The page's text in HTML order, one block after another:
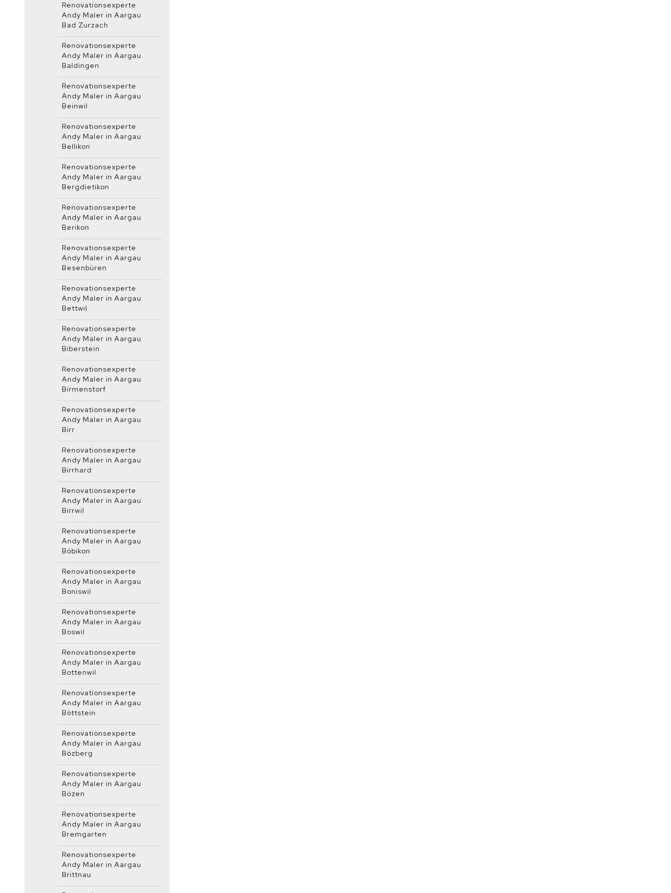
Renovationsexperte
Andy Maler in Aargau
Bad Zurzach
Renovationsexperte
Andy Maler in Aargau
Baldingen
Renovationsexperte
Andy Maler in Aargau
Beinwil
Renovationsexperte
Andy Maler in Aargau
Bellikon
Renovationsexperte
Andy Maler in Aargau
Bergdietikon
Renovationsexperte
Andy Maler in Aargau
Berikon
Renovationsexperte
Andy Maler in Aargau
Besenbüren
Renovationsexperte
Andy Maler in Aargau
Bettwil
Renovationsexperte
Andy Maler in Aargau
Biberstein
Renovationsexperte
Andy Maler in Aargau
Birmenstorf
Renovationsexperte
Andy Maler in Aargau
Birr
Renovationsexperte
Andy Maler in Aargau
Birrhard
Renovationsexperte
Andy Maler in Aargau
Birrwil
Renovationsexperte
Andy Maler in Aargau
Böbikon
Renovationsexperte
Andy Maler in Aargau
Boniswil
Renovationsexperte
Andy Maler in Aargau
Boswil
Renovationsexperte
Andy Maler in Aargau
Bottenwil
Renovationsexperte
Andy Maler in Aargau
Böttstein
Renovationsexperte
Andy Maler in Aargau
Bözberg
Renovationsexperte
Andy Maler in Aargau
Bözen
Renovationsexperte
Andy Maler in Aargau
Bremgarten
Renovationsexperte
Andy Maler in Aargau
Brittnau